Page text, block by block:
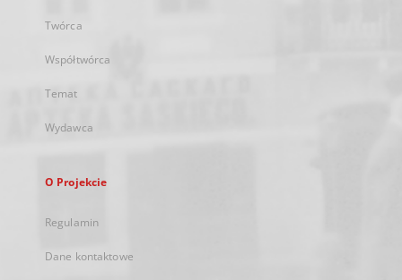
Twórca
Współtwórca
Temat
Wydawca
O Projekcie
Regulamin
Dane kontaktowe